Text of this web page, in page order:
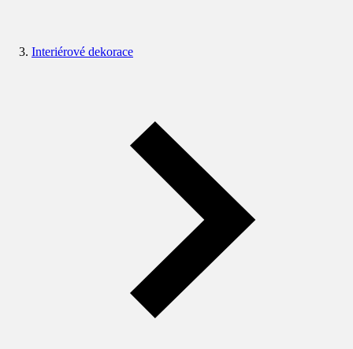
Interiérové dekorace